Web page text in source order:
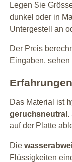
Legen Sie
dunkel oder in
Untergestell an
Der Preis
Eingaben,
Das Material ist
geruchsneutral .
auf der Platte
Die
Flüssigkeiten